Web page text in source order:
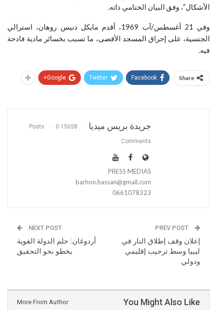
الأشكال”، وفق البيان الختامي ذاته.
وفي 21 أغسطس/آب 1969، أقدم مايكل دنيس روهان، استرالي
الجنسية، على إحراق المسجد الأقصى، ما تسبب بخسائر مادية فادحة
فيه.
Share
Facebook
Twitter
Google+
جريدة بريس ميديا 15658 Posts
0
Comments
PRESS MEDIAS
barhon.hassan@gmail.com
0661078323
إعلان وقف إطلاق النار في
ليبيا وسط ترحيب إقليمي
ودولي
NEXT POST
أردوغان: حلم الدولة القوية
يخطو نحو التحقيق
You Might Also Like
More From Author